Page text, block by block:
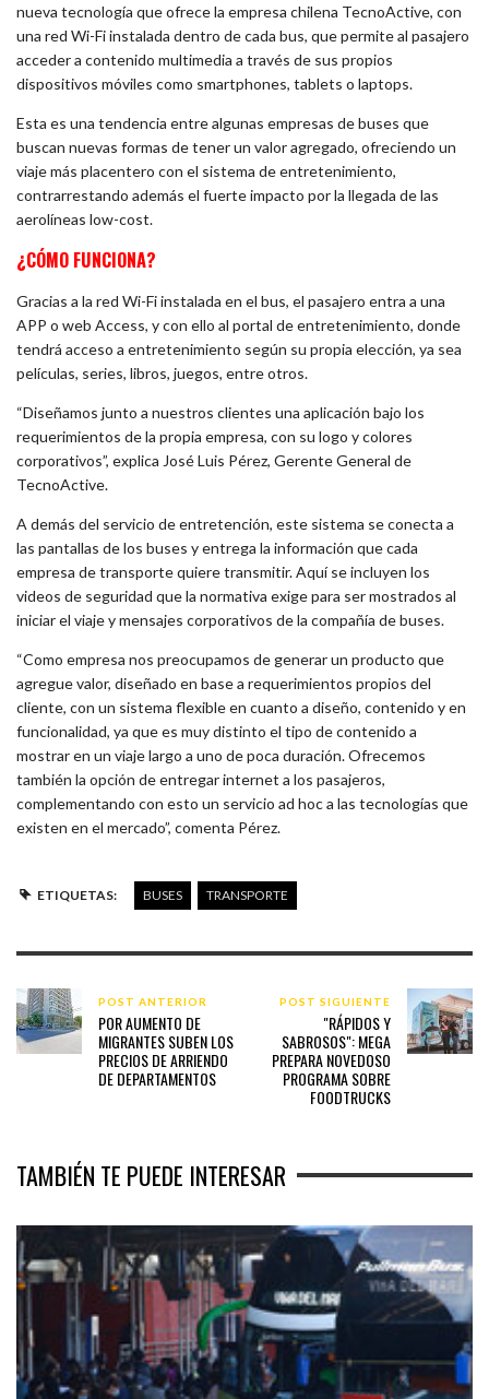
nueva tecnología que ofrece la empresa chilena TecnoActive, con
una red Wi-Fi instalada dentro de cada bus, que permite al pasajero
acceder a contenido multimedia a través de sus propios
dispositivos móviles como smartphones, tablets o laptops.
Esta es una tendencia entre algunas empresas de buses que
buscan nuevas formas de tener un valor agregado, ofreciendo un
viaje más placentero con el sistema de entretenimiento,
contrarrestando además el fuerte impacto por la llegada de las
aerolíneas low-cost.
¿CÓMO FUNCIONA?
Gracias a la red Wi-Fi instalada en el bus, el pasajero entra a una
APP o web Access, y con ello al portal de entretenimiento, donde
tendrá acceso a entretenimiento según su propia elección, ya sea
películas, series, libros, juegos, entre otros.
“Diseñamos junto a nuestros clientes una aplicación bajo los
requerimientos de la propia empresa, con su logo y colores
corporativos”, explica José Luis Pérez, Gerente General de
TecnoActive.
A demás del servicio de entretención, este sistema se conecta a
las pantallas de los buses y entrega la información que cada
empresa de transporte quiere transmitir. Aquí se incluyen los
videos de seguridad que la normativa exige para ser mostrados al
iniciar el viaje y mensajes corporativos de la compañía de buses.
“Como empresa nos preocupamos de generar un producto que
agregue valor, diseñado en base a requerimientos propios del
cliente, con un sistema flexible en cuanto a diseño, contenido y en
funcionalidad, ya que es muy distinto el tipo de contenido a
mostrar en un viaje largo a uno de poca duración. Ofrecemos
también la opción de entregar internet a los pasajeros,
complementando con esto un servicio ad hoc a las tecnologías que
existen en el mercado”, comenta Pérez.
ETIQUETAS: BUSES TRANSPORTE
POST ANTERIOR
POR AUMENTO DE
MIGRANTES SUBEN LOS
PRECIOS DE ARRIENDO
DE DEPARTAMENTOS
POST SIGUIENTE
"RÁPIDOS Y
SABROSOS": MEGA
PREPARA NOVEDOSO
PROGRAMA SOBRE
FOODTRUCKS
TAMBIÉN TE PUEDE INTERESAR